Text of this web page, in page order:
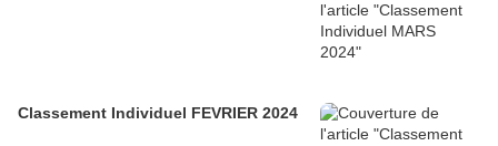
Classement Individuel FEVRIER 2024